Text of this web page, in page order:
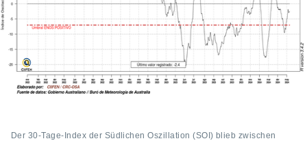
von
der
Der 30-Tage-Index der Südlichen Oszillation (SOI) blieb zwischen